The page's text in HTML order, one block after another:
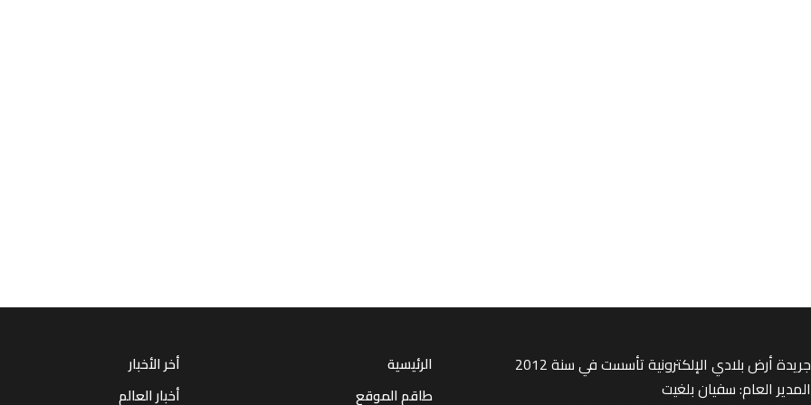
جريدة أرض بلادي الإلكترونية تأسست في سنة 2012
المدير العام: سفيان بلغيت
الرئيسية
طاقم الموقع
أخر الأخبار
أخبار العالم